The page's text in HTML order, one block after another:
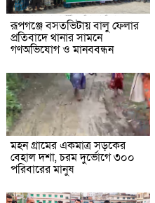
রূপগঞ্জে বসতভিটায় বালু ফেলার
প্রতিবাদে থানার সামনে
গণঅভিযোগ ও মানববন্ধন
মহন গ্রামের একমাত্র সড়কের
বেহাল দশা, চরম দুর্ভোগে ৩০০
পরিবারের মানুষ